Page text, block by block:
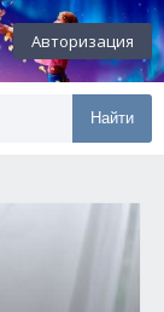
Авторизация
Найти